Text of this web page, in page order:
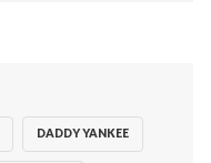
DADDY YANKEE